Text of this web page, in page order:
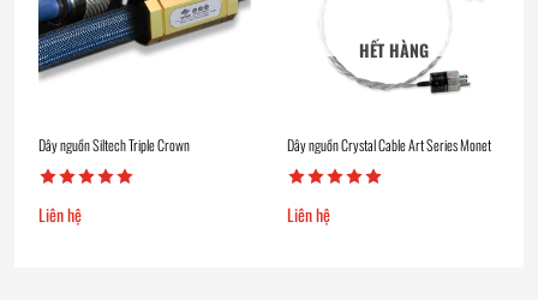
Dây nguồn Siltech Triple Crown
Liên hệ
HẾT HÀNG
Dây nguồn Crystal Cable Art Series Monet
Liên hệ